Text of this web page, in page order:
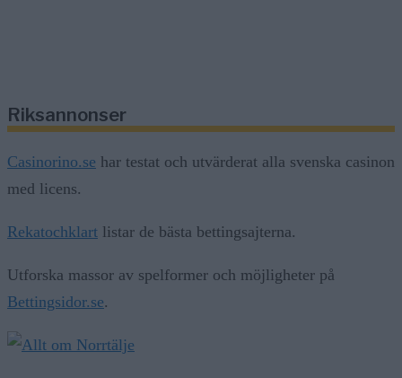
Riksannonser
Casinorino.se har testat och utvärderat alla svenska casinon
med licens.
Rekatochklart listar de bästa bettingsajterna.
Utforska massor av spelformer och möjligheter på
Bettingsidor.se.